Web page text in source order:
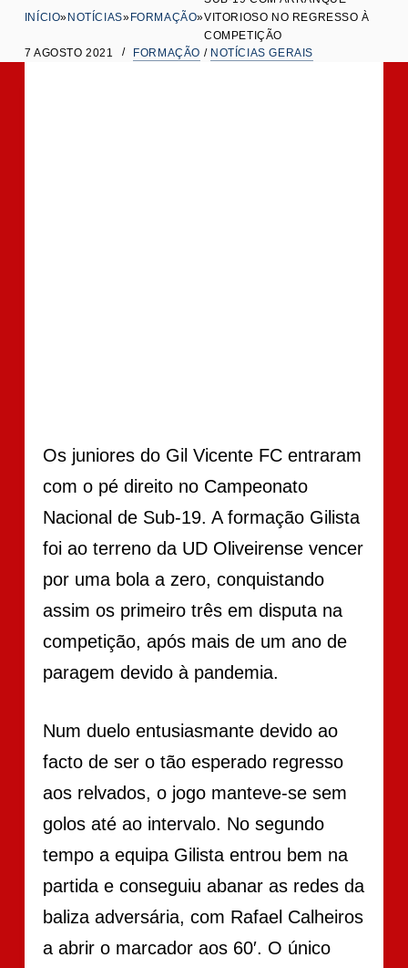
e
ú
INÍCIO» NOTÍCIAS» FORMAÇÃO»VITORIOSO NO REGRESSO À
COMPETIÇÃO
7 AGOSTO 2021
FORMAÇÃO / NOTÍCIAS GERAIS
Os juniores do Gil Vicente FC entraram
com o pé direito no Campeonato
Nacional de Sub-19. A formação Gilista
foi ao terreno da UD Oliveirense vencer
por uma bola a zero, conquistando
assim os primeiro três em disputa na
competição, após mais de um ano de
paragem devido à pandemia.
Num duelo entusiasmante devido ao
facto de ser o tão esperado regresso
aos relvados, o jogo manteve-se sem
golos até ao intervalo. No segundo
tempo a equipa Gilista entrou bem na
partida e conseguiu abanar as redes da
baliza adversária, com Rafael Calheiros
a abrir o marcador aos 60′. O único